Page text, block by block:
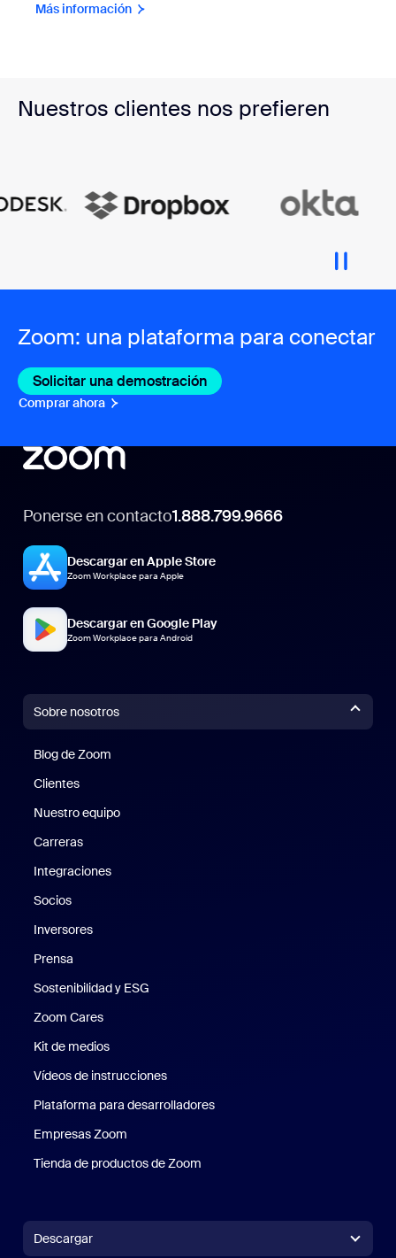
Más información
Nuestros clientes nos prefieren
Zoom: una plataforma para conectar
Solicitar una demostración
Comprar ahora
Ponerse en contacto1.888.799.9666
Descargar en Apple Store
Zoom Workplace para Apple
Descargar en Google Play
Zoom Workplace para Android
Sobre nosotros
Blog de Zoom
Clientes
Nuestro equipo
Carreras
Integraciones
Socios
Inversores
Prensa
Sostenibilidad y ESG
Zoom Cares
Kit de medios
Vídeos de instrucciones
Plataforma para desarrolladores
Empresas Zoom
Tienda de productos de Zoom
Descargar